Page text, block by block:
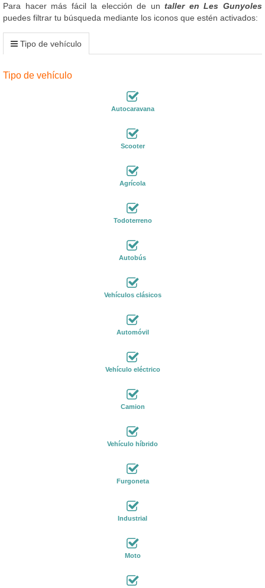
Para hacer más fácil la elección de untaller en Les Gunyoles
puedes filtrar tu búsqueda mediante los iconos que estén activados:
Tipo de vehículo
Tipo de vehículo
Autocaravana
Scooter
Agrícola
Todoterreno
Autobús
Vehículos clásicos
Automóvil
Vehículo eléctrico
Camion
Vehículo híbrido
Furgoneta
Industrial
Moto